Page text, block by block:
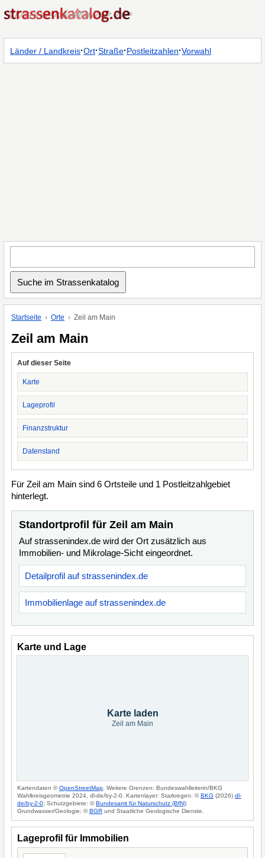
Länder / Landkreis·Ort·Straße·Postleitzahlen·Vorwahl
Startseite Orte Zeil am Main
Zeil am Main
Auf dieser Seite
Karte
Lageprofil
Finanzstruktur
Datenstand
Für Zeil am Main sind 6 Ortsteile und 1 Postleitzahlgebiet
hinterlegt.
Standortprofil für Zeil am Main
Auf strassenindex.de wird der Ort zusätzlich aus
Immobilien- und Mikrolage-Sicht eingeordnet.
Detailprofil auf strassenindex.de
Immobilienlage auf strassenindex.de
Karte und Lage
Karte laden
Zeil am Main
Kartendaten ©OpenStreetMap . Weitere Grenzen: Bundeswahlleiterin/BKG
Wahlkreisgeometrie 2024, dl-de/by-2-0. Kartenlayer: Starkregen: ©BKG (2026) dl-
de/by-2-0; Schutzgebiete: ©Bundesamt für Naturschutz (BfN);
Grundwasser/Geologie: ©BGR und Staatliche Geologische Dienste.
Lageprofil für Immobilien